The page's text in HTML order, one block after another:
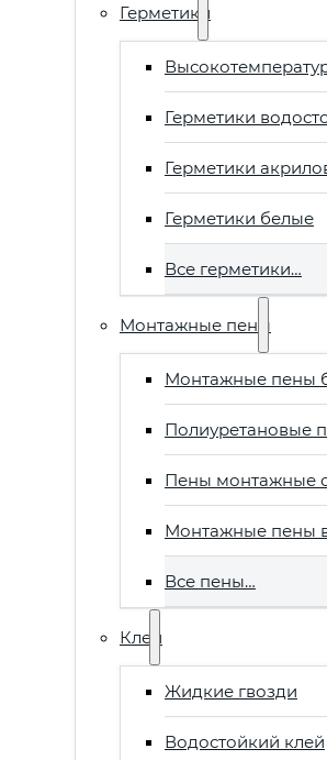
Герметики
Герметики
Герметики
Герметики белые
Все герметики…
Монтажные пены
Монтажные пены
Полиуретановые
Пены монтажные
Монтажные пены
Все пены…
Клеи
Жидкие гвозди
Водостойкий клей